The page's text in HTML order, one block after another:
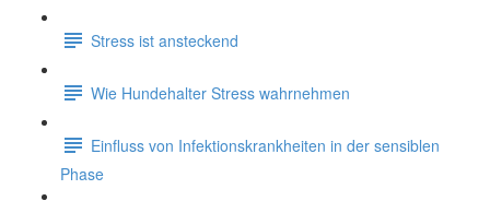
Stress ist ansteckend
Wie Hundehalter Stress wahrnehmen
Einfluss von Infektionskrankheiten in der sensiblen
Phase